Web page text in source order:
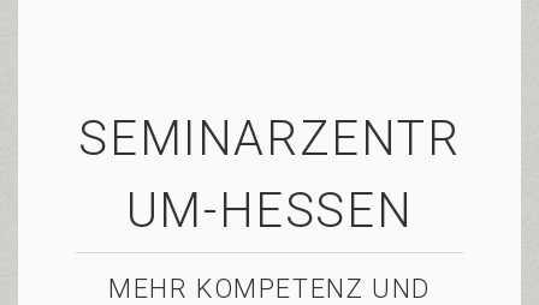
SEMINARZENTR
UM-HESSEN
MEHR KOMPETENZ UND